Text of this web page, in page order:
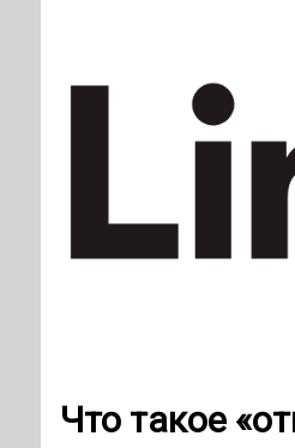
Что такое